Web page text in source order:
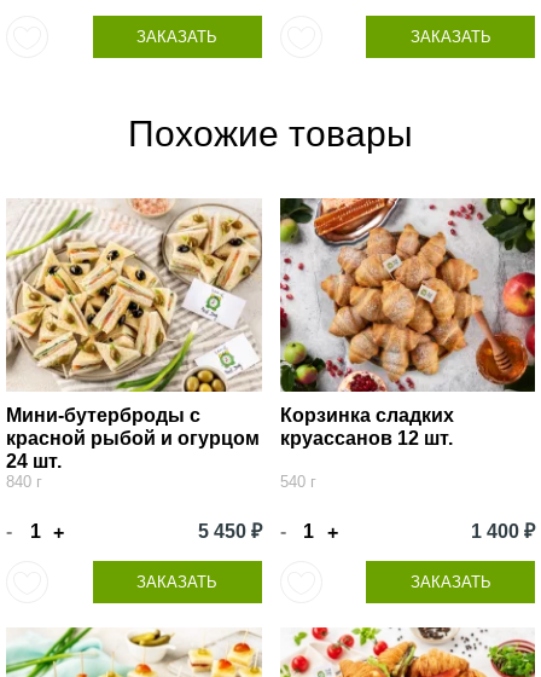
ЗАКАЗАТЬ ЗАКАЗАТЬ
Похожие товары
Мини-бутерброды с
красной рыбой и огурцом
24 шт.
840 г
- + 5 450 ₽
ЗАКАЗАТЬ
Корзинка сладких
круассанов 12 шт.
540 г
- + 1 400 ₽
ЗАКАЗАТЬ